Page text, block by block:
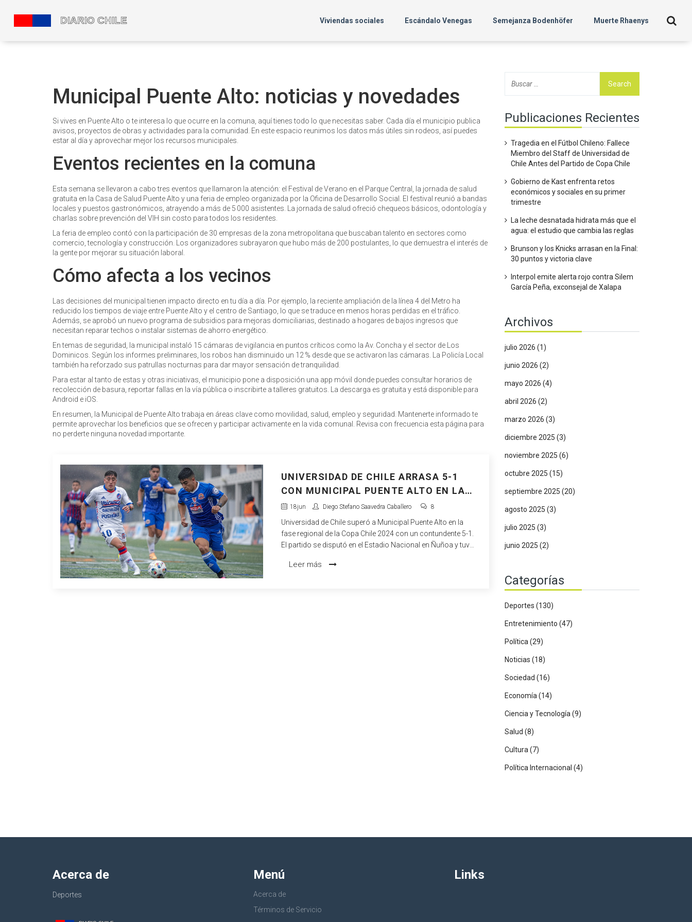
Viviendas sociales Escándalo Venegas Semejanza Bodenhöfer Muerte Rhaenys
Municipal Puente Alto: noticias y novedades
Si vives en Puente Alto o te interesa lo que ocurre en la comuna, aquí tienes todo lo que necesitas saber. Cada día el municipio publica
avisos, proyectos de obras y actividades para la comunidad. En este espacio reunimos los datos más útiles sin rodeos, así puedes
estar al día y aprovechar mejor los recursos municipales.
Eventos recientes en la comuna
Esta semana se llevaron a cabo tres eventos que llamaron la atención: el Festival de Verano en el Parque Central, la jornada de salud
gratuita en la Casa de Salud Puente Alto y una feria de empleo organizada por la Oficina de Desarrollo Social. El festival reunió a bandas
locales y puestos gastronómicos, atrayendo a más de 5 000 asistentes. La jornada de salud ofreció chequeos básicos, odontología y
charlas sobre prevención del VIH sin costo para todos los residentes.
La feria de empleo contó con la participación de 30 empresas de la zona metropolitana que buscaban talento en sectores como
comercio, tecnología y construcción. Los organizadores subrayaron que hubo más de 200 postulantes, lo que demuestra el interés de
la gente por mejorar su situación laboral.
Cómo afecta a los vecinos
Las decisiones del municipal tienen impacto directo en tu día a día. Por ejemplo, la reciente ampliación de la línea 4 del Metro ha
reducido los tiempos de viaje entre Puente Alto y el centro de Santiago, lo que se traduce en menos horas perdidas en el tráfico.
Además, se aprobó un nuevo programa de subsidios para mejoras domiciliarias, destinado a hogares de bajos ingresos que
necesitan reparar techos o instalar sistemas de ahorro energético.
En temas de seguridad, la municipal instaló 15 cámaras de vigilancia en puntos críticos como la Av. Concha y el sector de Los
Dominicos. Según los informes preliminares, los robos han disminuido un 12 % desde que se activaron las cámaras. La Policía Local
también ha reforzado sus patrullas nocturnas para dar mayor sensación de tranquilidad.
Para estar al tanto de estas y otras iniciativas, el municipio pone a disposición una app móvil donde puedes consultar horarios de
recolección de basura, reportar fallas en la vía pública o inscribirte a talleres gratuitos. La descarga es gratuita y está disponible para
Android e iOS.
En resumen, la Municipal de Puente Alto trabaja en áreas clave como movilidad, salud, empleo y seguridad. Mantenerte informado te
permite aprovechar los beneficios que se ofrecen y participar activamente en la vida comunal. Revisa con frecuencia esta página para
no perderte ninguna novedad importante.
UNIVERSIDAD DE CHILE ARRASA 5-1
CON MUNICIPAL PUENTE ALTO EN LA
COPA CHILE 2024
18jun Diego Stefano Saavedra Caballero 8
Universidad de Chile superó a Municipal Puente Alto en la
fase regional de la Copa Chile 2024 con un contundente 5-1.
El partido se disputó en el Estadio Nacional en Ñuñoa y tuvo
exjugador de Colo Colo. Sin embargo, los goles de Juan
Leer más
Publicaciones Recientes
Tragedia en el Fútbol Chileno: Fallece
Miembro del Staff de Universidad de
Chile Antes del Partido de Copa Chile
Gobierno de Kast enfrenta retos
económicos y sociales en su primer
trimestre
La leche desnatada hidrata más que el
agua: el estudio que cambia las reglas
Brunson y los Knicks arrasan en la Final:
30 puntos y victoria clave
Interpol emite alerta rojo contra Silem
García Peña, exconsejal de Xalapa
Archivos
julio 2026 (1)
junio 2026 (2)
mayo 2026 (4)
abril 2026 (2)
marzo 2026 (3)
diciembre 2025 (3)
noviembre 2025 (6)
octubre 2025 (15)
septiembre 2025 (20)
agosto 2025 (3)
julio 2025 (3)
junio 2025 (2)
Categorías
Deportes (130)
Entretenimiento (47)
Política (29)
Noticias (18)
Sociedad (16)
Economía (14)
Ciencia y Tecnología (9)
Salud (8)
Cultura (7)
Política Internacional (4)
Acerca de
Deportes
Menú
Acerca de
Términos de Servicio
Links